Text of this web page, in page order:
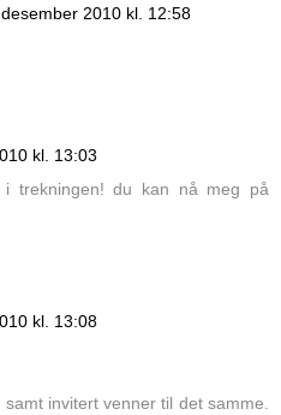
2010 kl. 12:58
kl. 13:03
trekningen! du kan nå meg på
kl. 13:08
invitert venner til det samme.